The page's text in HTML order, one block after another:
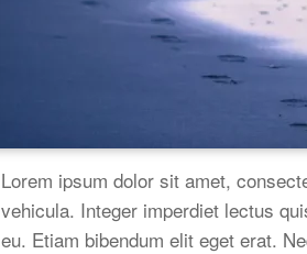
Lorem ipsum dolor sit amet,
vehicula. Integer imperdiet lectus
eu. Etiam bibendum elit eget erat.